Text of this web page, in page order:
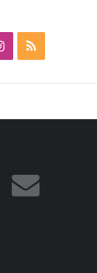
Instagram
RSS